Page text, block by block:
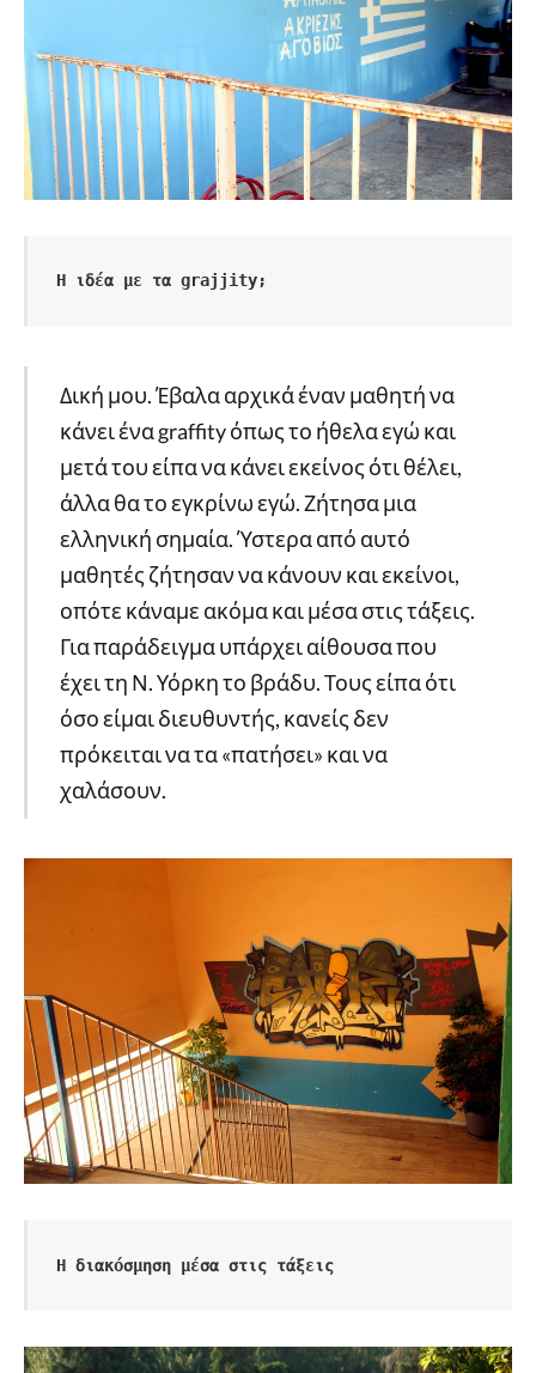
Η ιδέα με τα grajjity;
Δική μου. Έβαλα αρχικά έναν μαθητή να
κάνει ένα graffity όπως το ήθελα εγώ και
μετά του είπα να κάνει εκείνος ότι θέλει,
άλλα θα το εγκρίνω εγώ. Ζήτησα μια
ελληνική σημαία. Ύστερα από αυτό
μαθητές ζήτησαν να κάνουν και εκείνοι,
οπότε κάναμε ακόμα και μέσα στις τάξεις.
Για παράδειγμα υπάρχει αίθουσα που
έχει τη Ν. Υόρκη το βράδυ. Τους είπα ότι
όσο είμαι διευθυντής, κανείς δεν
πρόκειται να τα «πατήσει» και να
χαλάσουν.
Η διακόσμηση μέσα στις τάξεις